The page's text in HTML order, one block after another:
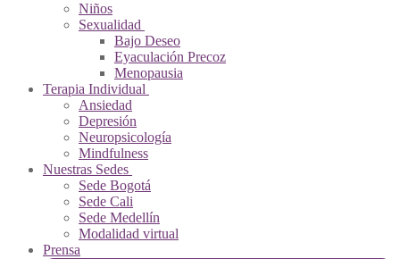
Niños
Sexualidad
Bajo Deseo
Eyaculación Precoz
Menopausia
Terapia Individual
Ansiedad
Depresión
Neuropsicología
Mindfulness
Nuestras Sedes
Sede Bogotá
Sede Cali
Sede Medellín
Modalidad virtual
Prensa